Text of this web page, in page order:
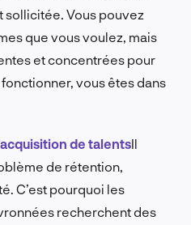
sollicitée. Vous pouvez
que vous voulez, mais
et concentrées pour
vous êtes dans
de talentsIl
de rétention,
C’est pourquoi les
recherchent des